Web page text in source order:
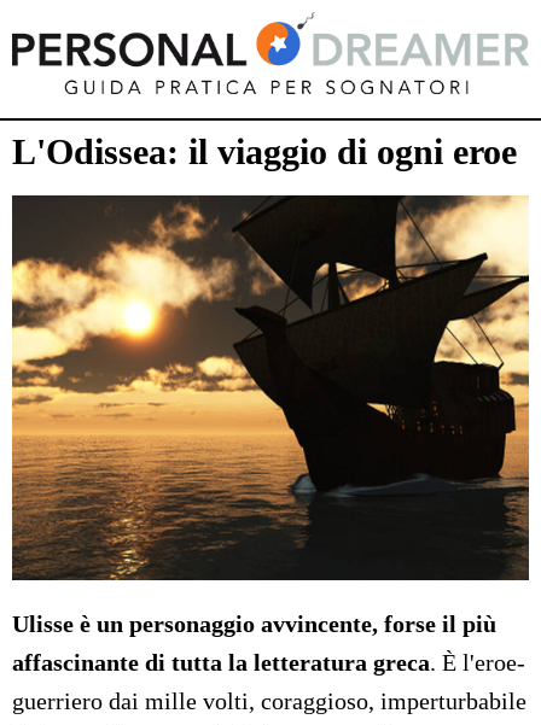
L'Odissea: il viaggio di ogni eroe
Ulisse è un personaggio avvincente, forse il più
affascinante di tutta la letteratura greca. È l'eroe-
guerriero dai mille volti, coraggioso, imperturbabile